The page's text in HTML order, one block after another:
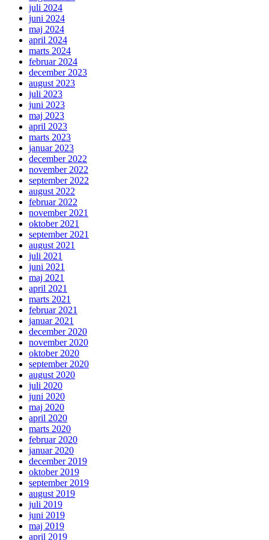
juli 2024
juni 2024
maj 2024
april 2024
marts 2024
februar 2024
december 2023
august 2023
juli 2023
juni 2023
maj 2023
april 2023
marts 2023
januar 2023
december 2022
november 2022
september 2022
august 2022
februar 2022
november 2021
oktober 2021
september 2021
august 2021
juli 2021
juni 2021
maj 2021
april 2021
marts 2021
februar 2021
januar 2021
december 2020
november 2020
oktober 2020
september 2020
august 2020
juli 2020
juni 2020
maj 2020
april 2020
marts 2020
februar 2020
januar 2020
december 2019
oktober 2019
september 2019
august 2019
juli 2019
juni 2019
maj 2019
april 2019